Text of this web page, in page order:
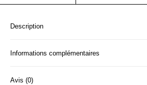
Description
Informations complémentaires
Avis (0)